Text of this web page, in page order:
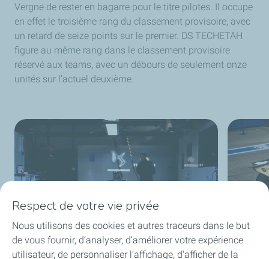
Vergne de rester en bagarre pour le titre pilotes. Il occupe
en effet le troisième rang du classement provisoire, avec
un retard de seize points sur le premier. DS TECHETAH
figure au même rang dans le classement provisoire
réservé aux teams, avec un débours de seulement onze
unités sur l’actuel deuxième.
Respect de votre vie privée
Nous utilisons des cookies et autres traceurs dans le but
de vous fournir, d’analyser, d’améliorer votre expérience
utilisateur, de personnaliser l’affichage, d'afficher de la